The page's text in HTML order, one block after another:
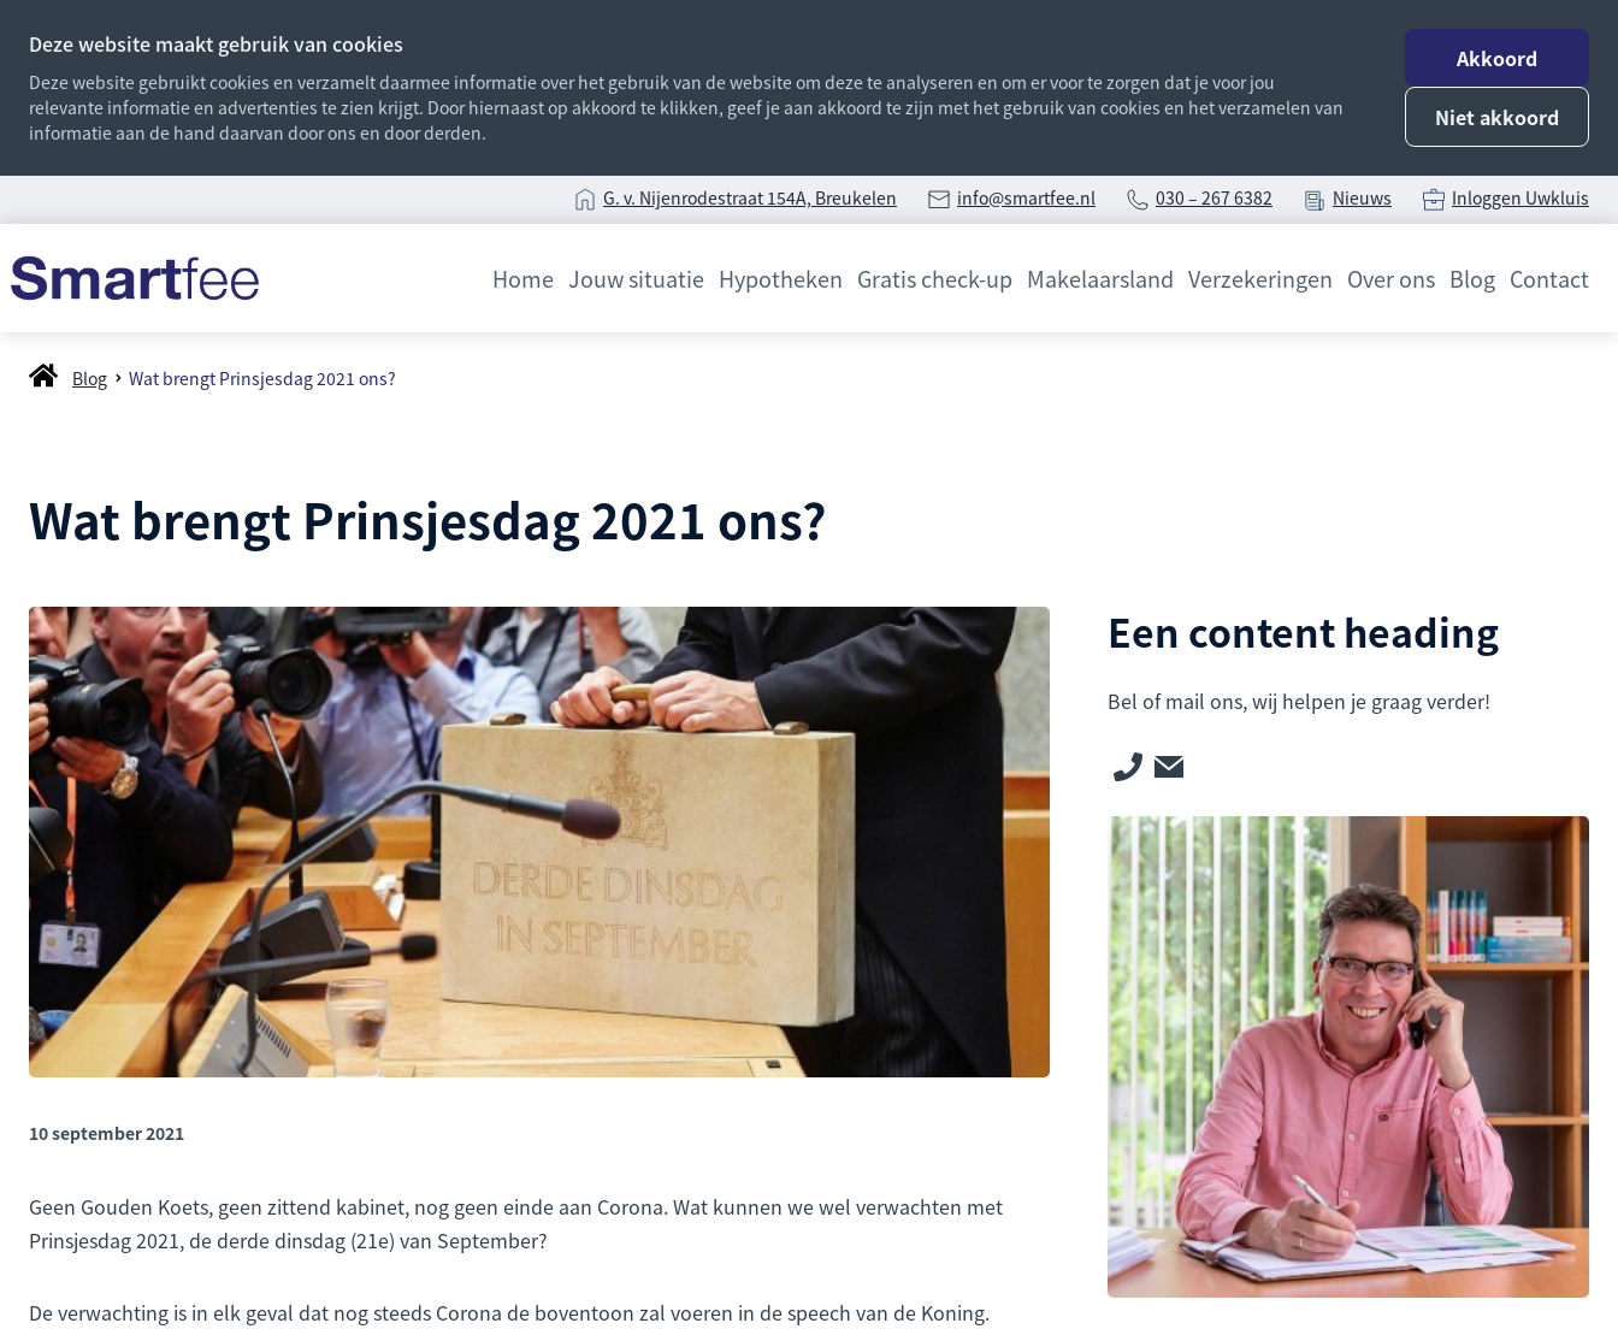
Deze website maakt gebruik van cookies
Deze website gebruikt cookies en verzamelt daarmee informatie over het gebruik van de website om deze te analyseren en om er voor te zorgen dat je voor jou
relevante informatie en advertenties te zien krijgt. Door hiernaast op akkoord te klikken, geef je aan akkoord te zijn met het gebruik van cookies en het verzamelen van
informatie aan de hand daarvan door ons en door derden.
Akkoord
Niet akkoord
G. v. Nijenrodestraat 154A, Breukelen info@smartfee.nl 030 – 267 6382 Nieuws Inloggen Uwkluis
Home Jouw situatie Hypotheken Gratis check-up Makelaarsland Verzekeringen Over ons Blog Contact
Blog Wat brengt Prinsjesdag 2021 ons?
Wat brengt Prinsjesdag 2021 ons?
10 september 2021
Geen Gouden Koets, geen zittend kabinet, nog geen einde aan Corona. Wat kunnen we wel verwachten met
Prinsjesdag 2021, de derde dinsdag (21e) van September?
De verwachting is in elk geval dat nog steeds Corona de boventoon zal voeren in de speech van de Koning.
Een content heading
Bel of mail ons, wij helpen je graag verder!